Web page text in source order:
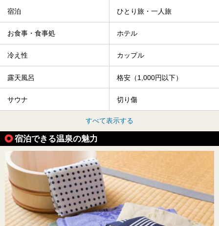
宿泊 ひとり旅・一人旅
お食事・食事処 ホテル
冷え性 カップル
露天風呂 格安（1,000円以下）
サウナ 切り傷
すべて表示する
宿泊できる温泉の魅力